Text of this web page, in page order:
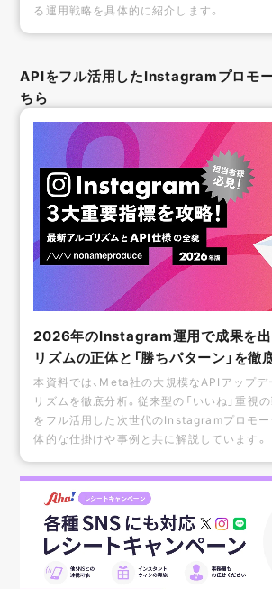
る運用戦略を具体的に紹介します。
APIをフル活用したInstagramプロモ
ちら
2026年のInstagram運用で成果を出
リズムの正体と「勝ちパターン」を徹
本資料では、Meta社の大規模なAPIアップ
リズムを徹底分析。従来型の「いいね」重視
をフル活用した次世代のInstagramプロモー
体的な仕掛けや事例と共に解説しています。